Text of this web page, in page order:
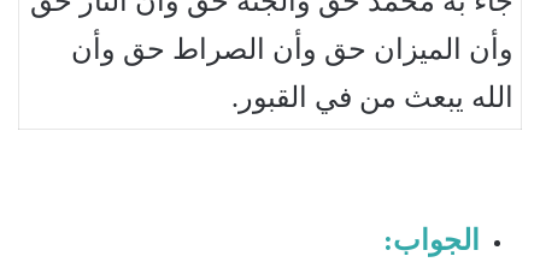
وأن الميزان حق وأن الصراط حق وأن
الله يبعث من في القبور.
الجواب: